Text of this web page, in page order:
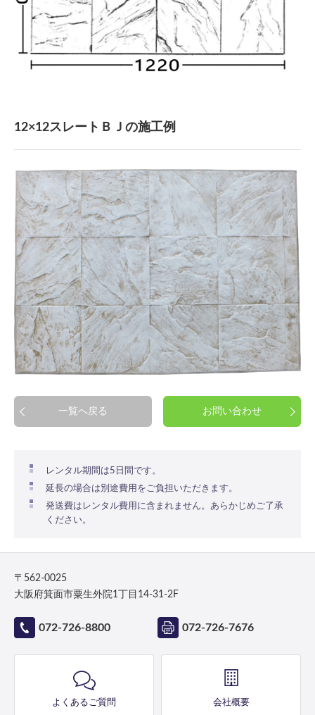
12×12スレートＢＪの施工例
一覧へ戻る お問い合わせ
レンタル期間は5日間です。
延長の場合は別途費用をご負担いただきます。
発送費はレンタル費用に含まれません。あらかじめご了承
ください。
〒562-0025
大阪府箕面市粟生外院1丁目14-31-2F
072-726-8800 072-726-7676
よくあるご質問 会社概要